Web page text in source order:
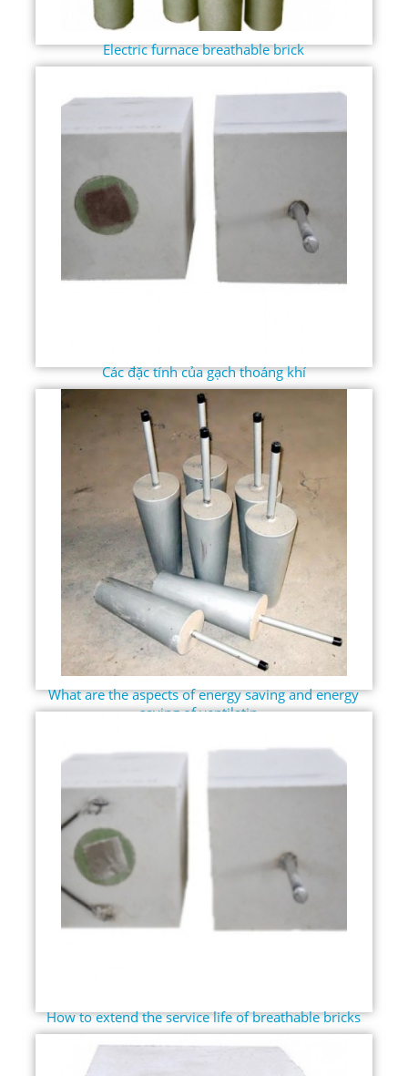
Electric furnace breathable brick
Các đặc tính của gạch thoáng khí
What are the aspects of energy saving and energy
saving of ventilatin...
How to extend the service life of breathable bricks